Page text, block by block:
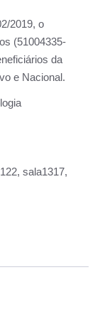
2019, o
(51004335-
da
e Nacional.
sala1317,